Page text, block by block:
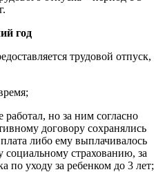
год
трудовой отпуск,
работал, но за ним согласно
договору сохранялись
либо ему выплачивалось
социальному страхованию, за
по уходу за ребенком до 3 лет;